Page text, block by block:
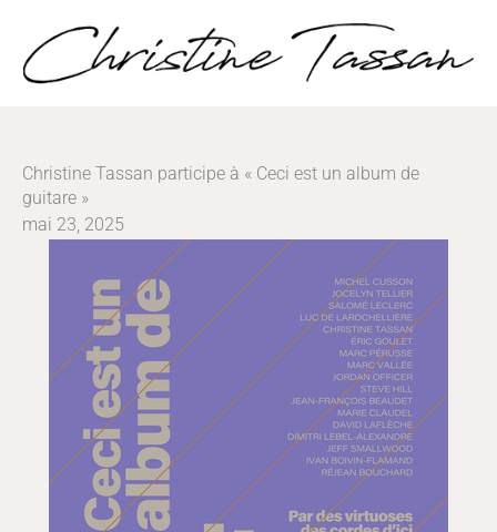
contenu
Christine Tassan participe à « Ceci est un album de
guitare »
mai 23, 2025